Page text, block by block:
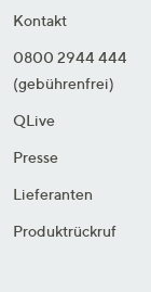
Kontakt
0800 2944 444
(gebührenfrei)
QLive
Presse
Lieferanten
Produktrückruf